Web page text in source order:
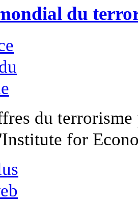
du
du
for